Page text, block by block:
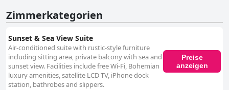
Zimmerkategorien
Sunset & Sea View Suite
Air-conditioned suite with rustic-style furniture
including sitting area, private balcony with sea and
sunset view. Facilities include free Wi-Fi, Bohemian
luxury amenities, satellite LCD TV, iPhone dock
station, bathrobes and slippers.
Preise
anzeigen